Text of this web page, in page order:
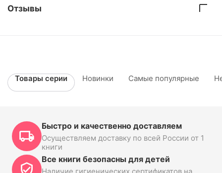
Отзывы
Товары серии Новинки Самые популярные
Быстро и качественно доставляем
Осуществляем доставку по всей России от 1
книги
Все книги безопасны для детей